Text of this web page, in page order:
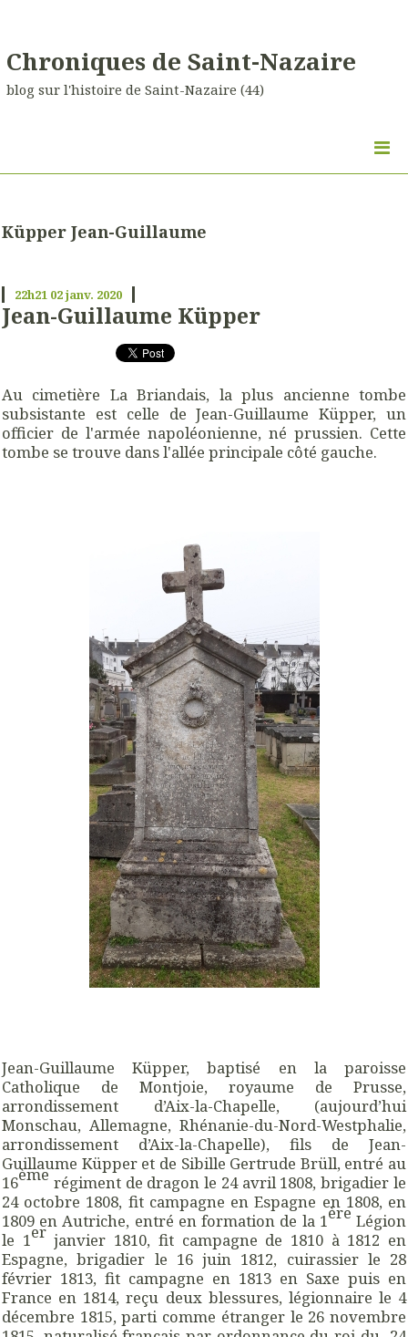
Chroniques de Saint-Nazaire
blog sur l'histoire de Saint-Nazaire (44)
Küpper Jean-Guillaume
22h21 02janv. 2020
Jean-Guillaume Küpper
Au cimetière La Briandais, la plus ancienne tombe
subsistante est celle de Jean-Guillaume Küpper, un
officier de l'armée napoléonienne, né prussien. Cette
tombe se trouve dans l'allée principale côté gauche.
Jean-Guillaume Küpper, baptisé en la paroisse
Catholique de Montjoie, royaume de Prusse,
arrondissement d’Aix-la-Chapelle, (aujourd’hui
Monschau, Allemagne, Rhénanie-du-Nord-Westphalie,
arrondissement d’Aix-la-Chapelle), fils de Jean-
Guillaume Küpper et de Sibille Gertrude Brüll, entré au
16ème régiment de dragon le 24 avril 1808, brigadier le
24 octobre 1808, fit campagne en Espagne en 1808, en
1809 en Autriche, entré en formation de la 1ère Légion
le 1er janvier 1810, fit campagne de 1810 à 1812 en
Espagne, brigadier le 16 juin 1812, cuirassier le 28
février 1813, fit campagne en 1813 en Saxe puis en
France en 1814, reçu deux blessures, légionnaire le 4
décembre 1815, parti comme étranger le 26 novembre